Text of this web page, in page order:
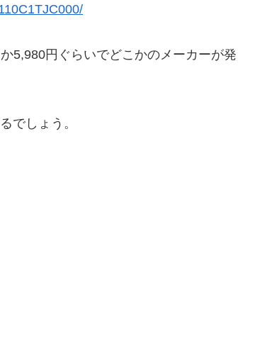
5,980円ぐらいでどこかのメーカーが発
でしょう。